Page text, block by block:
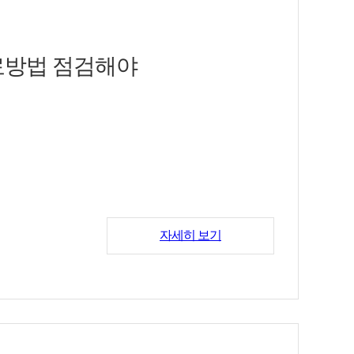
상태를 개선해 공기의 이동
서 거론된다. 식사 시간을 일
긴장을 낮출 수 있는 방식이
끝나면서 관리가 늦어지는
움이나 회피로 이어질 수 있으
작스러운 가슴 두근거림, 가
지 못하거나 자다 자주 깨는
의 조절 기능이 약해지면 소
력 저하와 함께 전신 피로가
야 한다는 점을 강조한다. 김
.
가스차고 복부가 단단해지는
적의 존재를 자율신경실조증
우 단순한 구강 문제로만 단정
지는 경우가 많다. 처음에는
법 점검해야
자세히 보기